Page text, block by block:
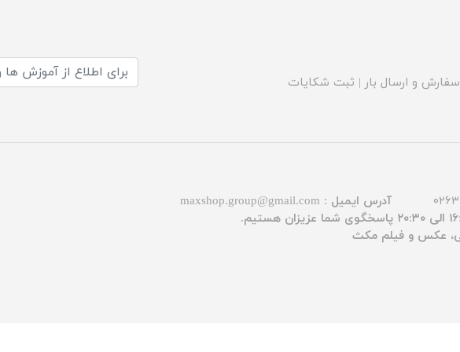
سفارش و ارسال بار | ثبت شکایات
آدرس ایمیل : maxshop.group@gmail.com